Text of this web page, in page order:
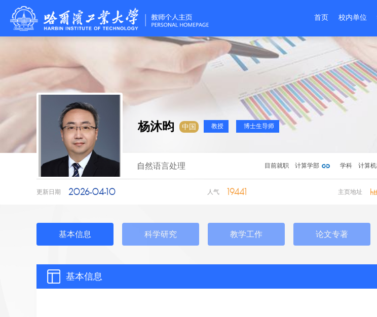
首页 校内单位
杨沐昀 中国 教授 博士生导师
自然语言处理 目前就职 计算学部 学科 计算
更新日期 2026-04-10 人气 19441 主页地址
基本信息 科学研究 教学工作 论文专著
基本信息